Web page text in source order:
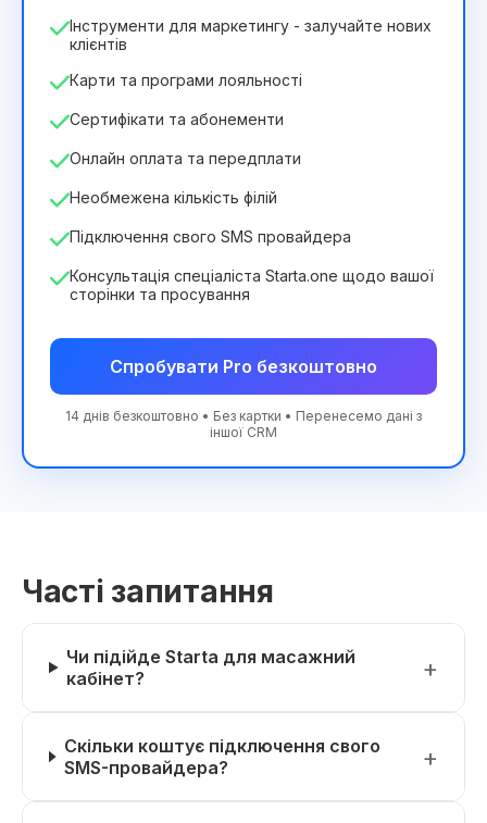
Інструменти для маркетингу - залучайте нових
клієнтів
Карти та програми лояльності
Сертифікати та абонементи
Онлайн оплата та передплати
Необмежена кількість філій
Підключення свого SMS провайдера
Консультація спеціаліста Starta.one щодо вашої
сторінки та просування
Спробувати Pro безкоштовно
14 днів безкоштовно • Без картки • Перенесемо дані з
іншої CRM
Часті запитання
Чи підійде Starta для масажний
кабінет?
Скільки коштує підключення свого
SMS-провайдера?